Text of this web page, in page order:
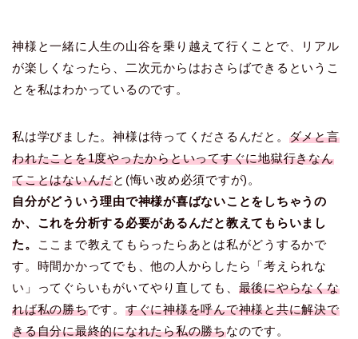
神様と一緒に人生の山谷を乗り越えて行くことで、リアル
が楽しくなったら、二次元からはおさらばできるというこ
とを私はわかっているのです。
私は学びました。神様は待ってくださるんだと。 ダメと言
われたことを1度やったからといってすぐに地獄行きなん
てことはないんだと(悔い改め必須ですが)。
自分がどういう理由で神様が喜ばないことをしちゃうの
か、これを分析する必要があるんだと教えてもらいまし
た。
ここまで教えてもらったらあとは私がどうするかで
す。時間かかってでも、他の人からしたら「考えられな
い」ってぐらいもがいてやり直しても、 最後にやらなくな
れば私の勝ちです。 すぐに神様を呼んで神様と共に解決で
きる自分に最終的になれたら私の勝ちなのです。